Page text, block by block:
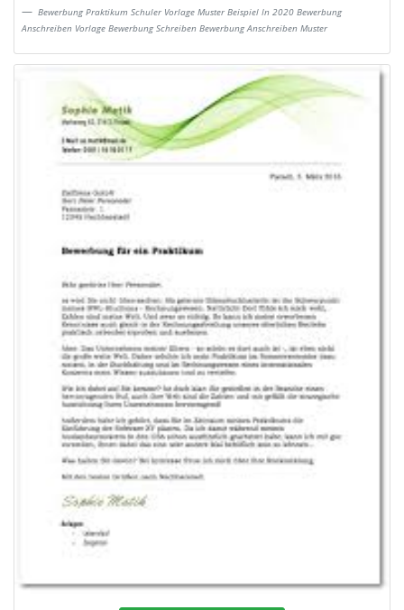
Bewerbung Praktikum Schuler Vorlage Muster Beispiel In 2020 Bewerbung
Anschreiben Vorlage Bewerbung Schreiben Bewerbung Anschreiben Muster